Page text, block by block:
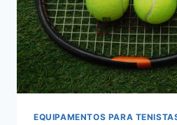
EQUIPAMENTOS PARA